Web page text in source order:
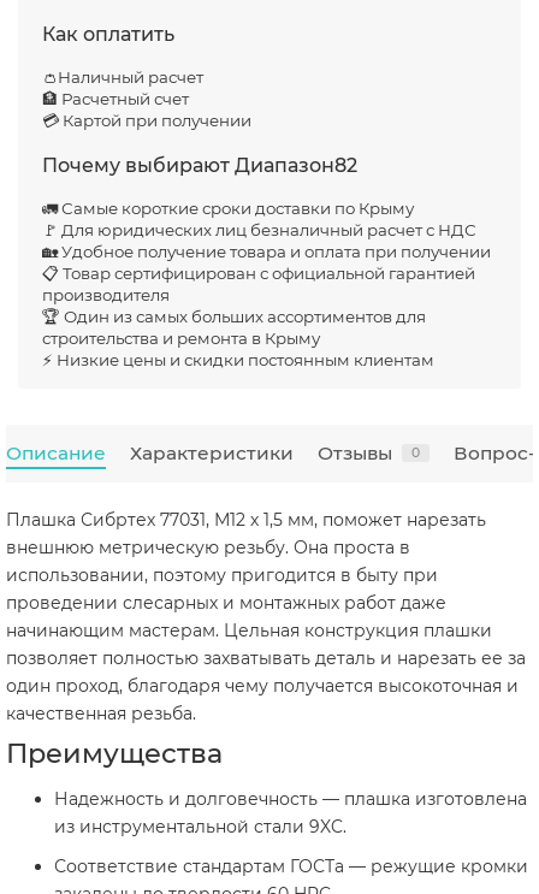
Как оплатить
👛Наличный расчет
🏦 Расчетный счет
💳 Картой при получении
Почему выбирают Диапазон82
🚛 Самые короткие сроки доставки по Крыму
🚩 Для юридических лиц безналичный расчет с НДС
🏡 Удобное получение товара и оплата при получении
📋 Товар сертифицирован с официальной гарантией
производителя
🏆 Один из самых больших ассортиментов для
строительства и ремонта в Крыму
⚡ Низкие цены и скидки постоянным клиентам
Описание Характеристики Отзывы 0 Вопрос-
Плашка Сибртех 77031, М12 х 1,5 мм, поможет нарезать
внешнюю метрическую резьбу. Она проста в
использовании, поэтому пригодится в быту при
проведении слесарных и монтажных работ даже
начинающим мастерам. Цельная конструкция плашки
позволяет полностью захватывать деталь и нарезать ее за
один проход, благодаря чему получается высокоточная и
качественная резьба.
Преимущества
Надежность и долговечность — плашка изготовлена
из инструментальной стали 9XC.
Соответствие стандартам ГОСТа — режущие кромки